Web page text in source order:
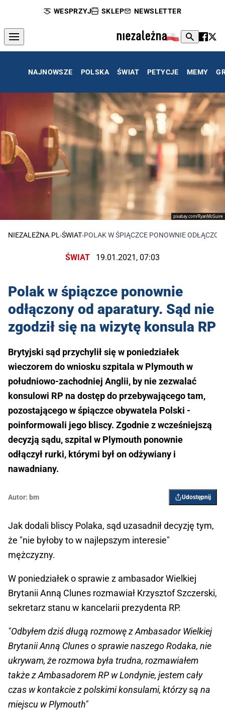
WESPRZYJ SKLEP NEWSLETTER
NAJNOWSZE POLSKA ŚWIAT PETYCJE MEMY
pixabay.com/RyanMcGuire
NIEZALEŻNA.PL›ŚWIAT›POLAK W ŚPIĄCZCE PONOWNIE
ŚWIAT 19.01.2021, 07:03
Polak w śpiączce ponownie
odłączony od aparatury. Sąd nie
zgodził się na wizytę konsula RP
Brytyjski sąd przychylił się w poniedziałek
wieczorem do wniosku szpitala w Plymouth w
południowo-zachodniej Anglii, by nie zezwalać
konsulowi RP na dostęp do przebywającego tam,
pozostającego w śpiączce obywatela Polski -
poinformowali jego bliscy. Zgodnie z wcześniejszą
decyzją sądu, szpital w Plymouth ponownie
odłączył rurki, którymi był on odżywiany i
nawadniany.
Autor: bm Udostępnij
Jak dodali bliscy Polaka, sąd uzasadnił decyzję tym,
że "nie byłoby to w najlepszym interesie"
mężczyzny.
W poniedziałek o sprawie z ambasador Wielkiej
Brytanii Anną Clunes rozmawiał Krzysztof Szczerski,
sekretarz stanu w kancelarii prezydenta RP.
"Odbyłem dziś długą rozmowę z Ambasador Wielkiej
Brytanii Anną Clunes o sprawie naszego Rodaka, nie
ukrywam, że rozmowa była trudna, rozmawiałem
także z Ambasadorem RP w Londynie, jestem cały
czas w kontakcie z polskimi konsulami, którzy są na
miejscu w Plymouth"